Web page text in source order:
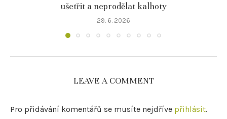
ušetřit a neprodělat kalhoty
29. 6. 2026
LEAVE A COMMENT
Pro přidávání komentářů se musíte nejdříve přihlásit.